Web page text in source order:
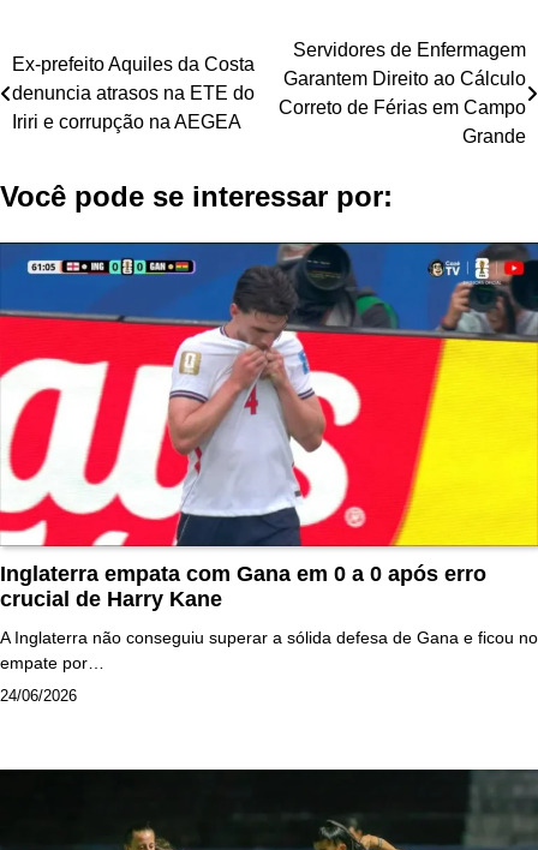
Navegação
de
Ex-prefeito Aquiles da Costa
denuncia atrasos na ETE do
Iriri e corrupção na AEGEA
Servidores de Enfermagem
Garantem Direito ao Cálculo
Correto de Férias em Campo
Grande
Você pode se interessar por:
Inglaterra empata com Gana em 0 a 0 após erro
crucial de Harry Kane
A Inglaterra não conseguiu superar a sólida defesa de Gana e ficou no
empate por…
24/06/2026